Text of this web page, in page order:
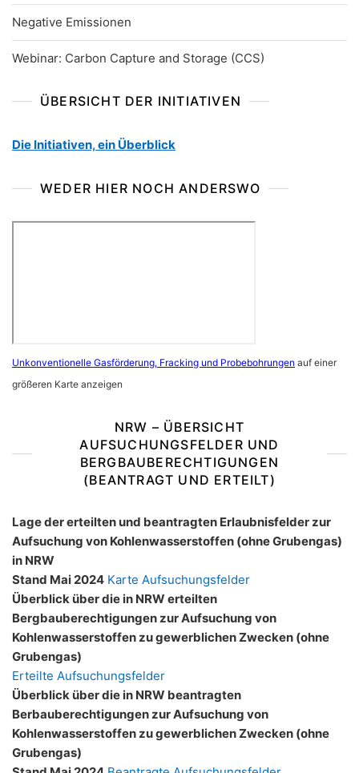
Negative Emissionen
Webinar: Carbon Capture and Storage (CCS)
ÜBERSICHT DER INITIATIVEN
Die Initiativen, ein Überblick
WEDER HIER NOCH ANDERSWO
Unkonventionelle Gasförderung, Fracking und Probebohrungen auf einer
größeren Karte anzeigen
NRW – ÜBERSICHT
AUFSUCHUNGSFELDER UND
BERGBAUBERECHTIGUNGEN
(BEANTRAGT UND ERTEILT)
Lage der erteilten und beantragten Erlaubnisfelder zur
Aufsuchung von Kohlenwasserstoffen (ohne Grubengas)
in NRW
Stand Mai 2024 Karte Aufsuchungsfelder
Überblick über die in NRW erteilten
Bergbauberechtigungen zur Aufsuchung von
Kohlenwasserstoffen zu gewerblichen Zwecken (ohne
Grubengas)
Erteilte Aufsuchungsfelder
Überblick über die in NRW beantragten
Berbauberechtigungen zur Aufsuchung von
Kohlenwasserstoffen zu gewerblichen Zwecken (ohne
Grubengas)